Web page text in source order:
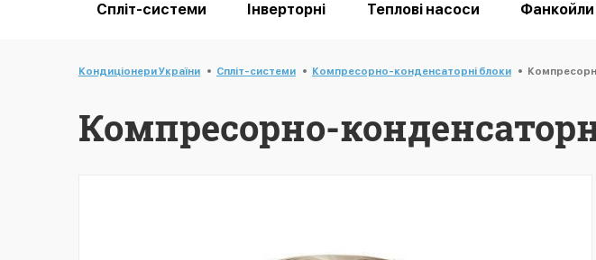
Спліт-системи Інверторні Теплові насоси Фанкойли
Кондиціонери України Спліт-системи Компресорно-конденсаторні блоки
Компресорно-